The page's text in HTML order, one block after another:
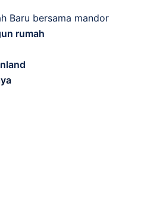
Baru bersama mandor
rumah